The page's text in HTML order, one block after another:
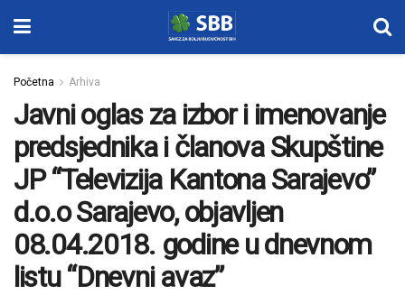
Početna Arhiva
Javni oglas za izbor i imenovanje
predsjednika i članova Skupštine
JP “Televizija Kantona Sarajevo”
d.o.o Sarajevo, objavljen
08.04.2018. godine u dnevnom
listu “Dnevni avaz”